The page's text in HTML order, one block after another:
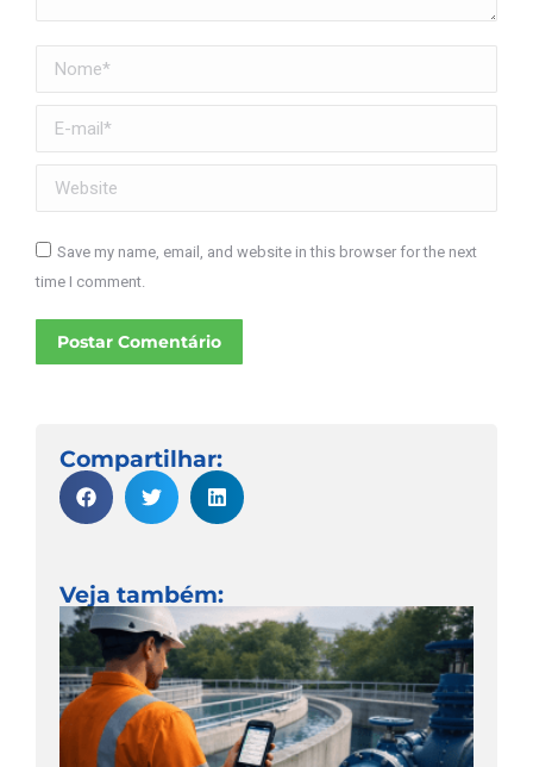
Nome *
E-mail *
Website
Save my name, email, and website in this browser for the next
time I comment.
Postar Comentário
Compartilhar:
Veja também: